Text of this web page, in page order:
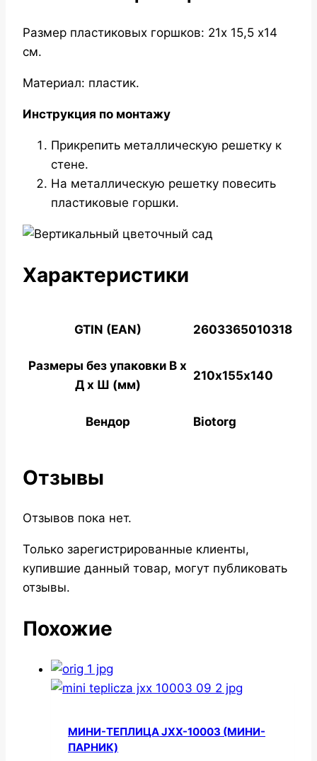
Размер пластиковых горшков: 21х 15,5 х14
см.
Материал: пластик.
Инструкция по монтажу
Прикрепить металлическую решетку к
стене.
На металлическую решетку повесить
пластиковые горшки.
Характеристики
GTIN (EAN) 2603365010318
Размеры без упаковки В x
Д x Ш (мм)
210х155х140
Вендор Biotorg
Отзывы
Отзывов пока нет.
Только зарегистрированные клиенты,
купившие данный товар, могут публиковать
отзывы.
Похожие
МИНИ-ТЕПЛИЦА JXX-10003 (МИНИ-
ПАРНИК)